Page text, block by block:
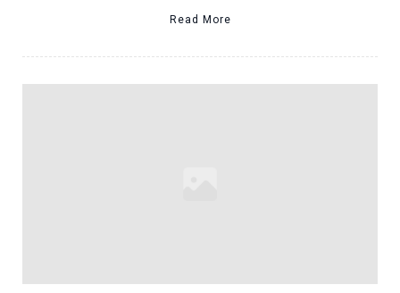
Read More